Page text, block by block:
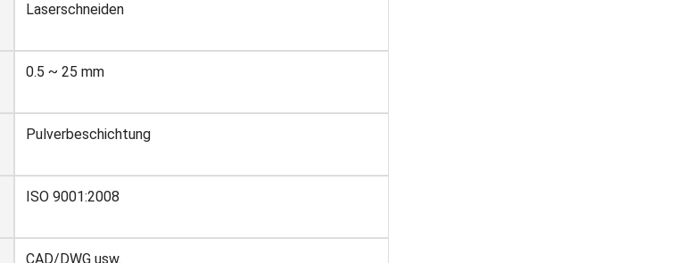
Laserschneiden
0.5 ~ 25 mm
Pulverbeschichtung
ISO 9001:2008
CAD/DWG usw.